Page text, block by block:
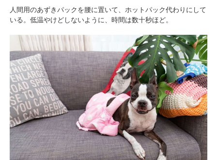
人間用のあずきパックを腰に置いて、ホットパック代わりにして
いる。低温やけどしないように、時間は数十秒ほど。
閉じる
PECOアプリをダウンロード済みの方
アプリで開く